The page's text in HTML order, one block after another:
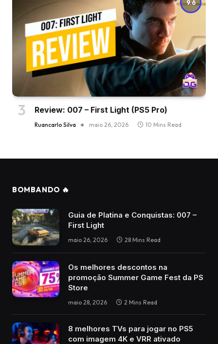
9.6
Review: 007 – First Light (PS5 Pro)
Ruancarlo Silva maio 26, 2026 10 Mins Read
BOMBANDO 🔥
Guia de Platina e Conquistas: 007 –
First Light
maio 26, 2026 28 Mins Read
Os melhores descontos na
promoção Summer Game Fest da PS
Store
maio 28, 2026 2 Mins Read
8 melhores TVs para jogar no PS5
com imagem 4K e VRR ativado